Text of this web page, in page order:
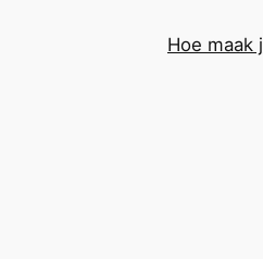
Hoe maak